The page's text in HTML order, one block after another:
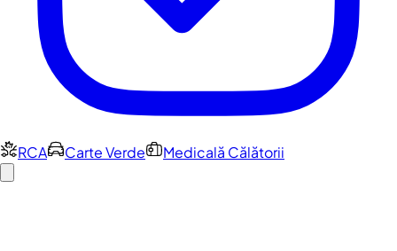
RCA Carte Verde Medicală Călătorii